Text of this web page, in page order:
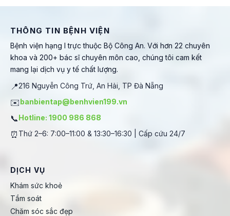
THÔNG TIN BỆNH VIỆN
Bệnh viện hạng I trực thuộc Bộ Công An. Với hơn 22 chuyên
khoa và 200+ bác sĩ chuyên môn cao, chúng tôi cam kết
mang lại dịch vụ y tế chất lượng.
📍216 Nguyễn Công Trứ, An Hải, TP Đà Nẵng
✉️banbientap@benhvien199.vn
📞Hotline: 1900 986 868
⏰ Thứ 2–6: 7:00–11:00 & 13:30–16:30 | Cấp cứu 24/7
DỊCH VỤ
Khám sức khoẻ
Tầm soát
Chăm sóc sắc đẹp